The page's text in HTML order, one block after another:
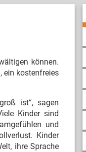
können.
ein kostenfreies
ist“, sagen
Kinder sind
und
Kinder
ihre Sprache